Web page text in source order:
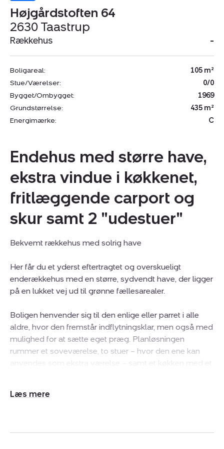
Højgårdstoften 64
2630 Taastrup
Rækkehus -
Boligareal:
105 m²
Stue/Værelser:
0/0
Bygget/Ombygget:
1969
Grundstørrelse:
435 m²
Energimærke:
C
Endehus med større have,
ekstra vindue i køkkenet,
fritlæggende carport og
skur samt 2 "udestuer"
Bekvemt rækkehus med solrig have
Her får du et yderst eftertragtet og overskueligt
enderækkehus med en større, sydvendt have, der ligger
på en lukket vej ud til grønne fællesarealer.
Boligen henvender sig til den enlige eller parret i alle
aldre, hvor den fremstår indflytningsklar, men også med
mulighed for at sætte eget præg. Planløsningen
rummer et soveværelse, to stuer – hvor den ene kan
anvendes som ekstra værelse – samt et køkken med et
ene fungerer som entré, mens den anden udgør et
Udenfor vender haven mod syd og lokker med en